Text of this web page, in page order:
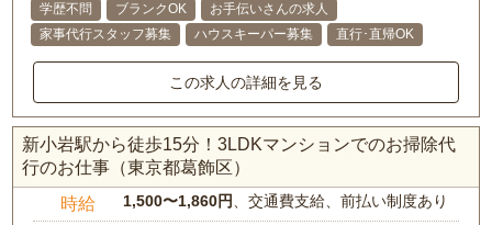
学歴不問
ブランクOK
お手伝いさんの求人
家事代行スタッフ募集
ハウスキーパー募集 直行･直帰OK
この求人の詳細を見る
新小岩駅から徒歩15分！3LDKマンションでのお掃除代
行のお仕事（東京都葛飾区）
時給 1,500〜1,860円、交通費支給、前払い制度あり